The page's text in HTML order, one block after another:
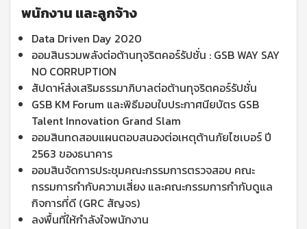
พนักงาน และลูกจ้าง
Data Driven Day 2020
ออมสินรวมพลังต่อต้านทุจริตคอร์รัปชั่น : GSB WAY SAY
NO CORRUPTION
สัปดาห์ส่งเสริมธรรมาภิบาลต่อต้านทุจริตคอร์รัปชั่น
GSB KM Forum และพิธีมอบใบประกาศนียบัตร GSB
Talent Innovation Grand Slam
ออมสินทดสอบแผนตอบสนองต่อเหตุต้านภัยไซเบอร์ ปี
2563 ของธนาคาร
ออมสินจัดการประชุมคณะกรรมการตรวจสอบ คณะ
กรรมการกำกับความเสี่ยง และคณะกรรมการกำกับดูแล
กิจการที่ดี (GRC สัญจร)
ลงพื้นที่ให้กำลังใจพนักงาน